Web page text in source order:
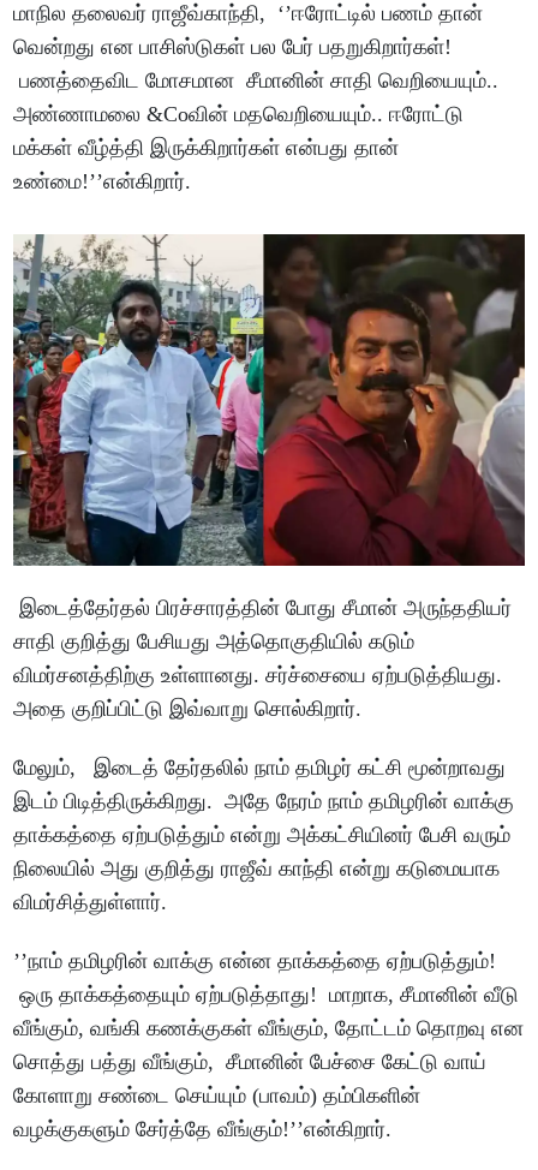
மாநில தலைவர் ராஜீவ்காந்தி, ‘’ஈரோட்டில் பணம் தான்
வென்றது என பாசிஸ்டுகள் பல பேர் பதறுகிறார்கள்!
பணத்தைவிட மோசமான சீமானின் சாதி வெறியையும்..
அண்ணாமலை &Coவின் மதவெறியையும்.. ஈரோட்டு
மக்கள் வீழ்த்தி இருக்கிறார்கள் என்பது தான்
உண்மை!’’என்கிறார்.
இடைத்தேர்தல் பிரச்சாரத்தின் போது சீமான் அருந்ததியர்
சாதி குறித்து பேசியது அத்தொகுதியில் கடும்
விமர்சனத்திற்கு உள்ளானது. சர்ச்சையை ஏற்படுத்தியது.
அதை குறிப்பிட்டு இவ்வாறு சொல்கிறார்.
மேலும், இடைத் தேர்தலில் நாம் தமிழர் கட்சி மூன்றாவது
இடம் பிடித்திருக்கிறது. அதே நேரம் நாம் தமிழரின் வாக்கு
தாக்கத்தை ஏற்படுத்தும் என்று அக்கட்சியினர் பேசி வரும்
நிலையில் அது குறித்து ராஜீவ் காந்தி என்று கடுமையாக
விமர்சித்துள்ளார்.
’’நாம் தமிழரின் வாக்கு என்ன தாக்கத்தை ஏற்படுத்தும்!
ஒரு தாக்கத்தையும் ஏற்படுத்தாது! மாறாக, சீமானின் வீடு
வீங்கும், வங்கி கணக்குகள் வீங்கும், தோட்டம் தொறவு என
சொத்து பத்து வீங்கும், சீமானின் பேச்சை கேட்டு வாய்
கோளாறு சண்டை செய்யும் (பாவம்) தம்பிகளின்
வழக்குகளும் சேர்த்தே வீங்கும்!’’என்கிறார்.